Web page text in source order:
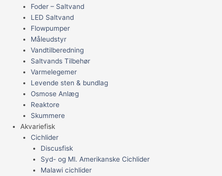
Foder – Saltvand
LED Saltvand
Flowpumper
Måleudstyr
Vandtilberedning
Saltvands Tilbehør
Varmelegemer
Levende sten & bundlag
Osmose Anlæg
Reaktore
Skummere
Akvariefisk
Cichlider
Discusfisk
Syd- og Ml. Amerikanske Cichlider
Malawi cichlider